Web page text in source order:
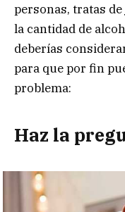
personas, tratas
la cantidad de
deberías
para que por fin
problema:
Haz la